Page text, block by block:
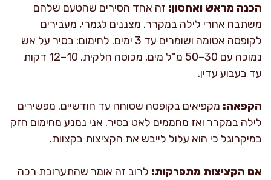
הכנה מראש ואחסון: זה אחד הסירים שהטעם שלהם
משתבח אחרי לילה במקרר. מצננים לגמרי, מעבירים
לקופסה אטומה ושומרים עד 3 ימים. לחימום: בסיר על אש
נמוכה עם 30–50 מ"ל מים, מכוסה חלקית, 10–12 דקות
עד בעבוע עדין.
הקפאה: מקפיאים בקופסה שטוחה עד חודשיים. מפשירים
לילה במקרר ואז מחממים לאט בסיר. אני נמנע מחימום חזק
במיקרוגל כי הוא עלול לייבש את הקציצות בקצוות.
אם הקציצות מתפרקות: לרוב זה אומר שהתערובת רכה